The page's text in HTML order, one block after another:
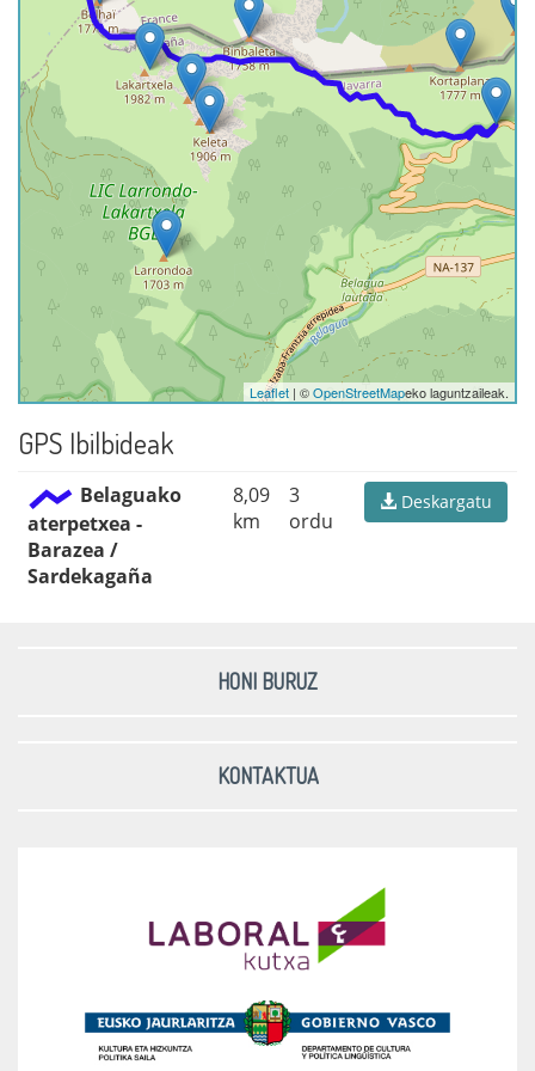
Leaflet | ©OpenStreetMapeko laguntzaileak.
GPS Ibilbideak
Belaguako
aterpetxea -
Barazea /
Sardekagaña
8,09
km
3
ordu
Deskargatu
HONI BURUZ
KONTAKTUA